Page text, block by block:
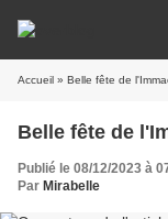
Accueil » Belle fête de
Belle fête de
Publié le 08/12/2023 à
Par Mirabelle